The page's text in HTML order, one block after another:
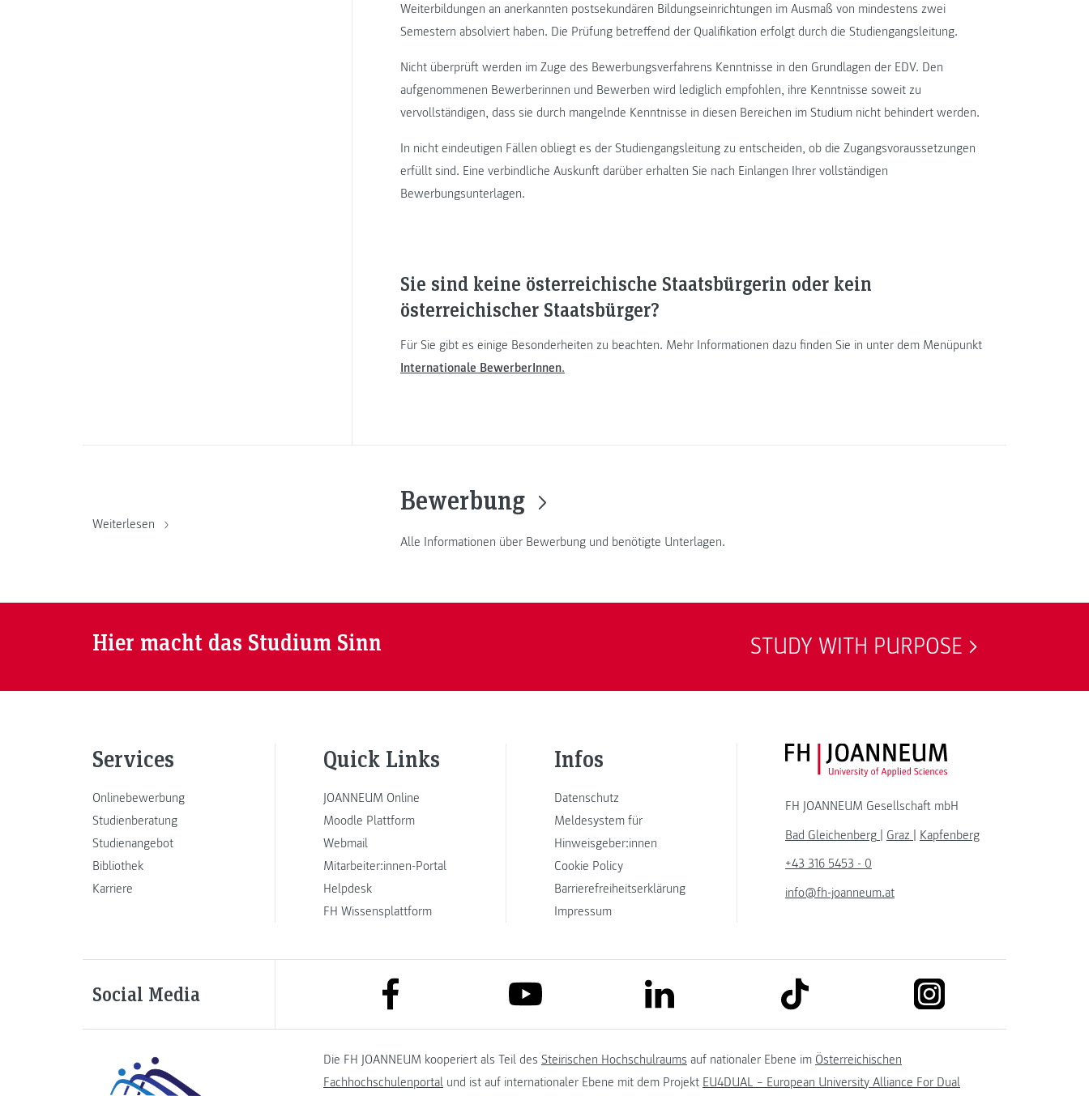
Weiterbildungen an anerkannten postsekundären Bildungseinrichtungen im Ausmaß von mindestens zwei
Semestern absolviert haben. Die Prüfung betreffend der Qualifikation erfolgt durch die Studiengangsleitung.
Nicht überprüft werden im Zuge des Bewerbungsverfahrens Kenntnisse in den Grundlagen der EDV. Den
aufgenommenen Bewerberinnen und Bewerben wird lediglich empfohlen, ihre Kenntnisse soweit zu
vervollständigen, dass sie durch mangelnde Kenntnisse in diesen Bereichen im Studium nicht behindert werden.
In nicht eindeutigen Fällen obliegt es der Studiengangsleitung zu entscheiden, ob die Zugangsvoraussetzungen
erfüllt sind. Eine verbindliche Auskunft darüber erhalten Sie nach Einlangen Ihrer vollständigen
Bewerbungsunterlagen.
Sie sind keine österreichische Staatsbürgerin oder kein
österreichischer Staatsbürger?
Für Sie gibt es einige Besonderheiten zu beachten. Mehr Informationen dazu finden Sie in unter dem Menüpunkt
Internationale BewerberInnen.
Weiterlesen
Bewerbung
Alle Informationen über Bewerbung und benötigte Unterlagen.
Hier macht das Studium Sinn STUDY WITH PURPOSE
Services
Onlinebewerbung
Studienberatung
Studienangebot
Bibliothek
Karriere
Quick Links
JOANNEUM Online
Moodle Plattform
Webmail
Mitarbeiter:innen-Portal
Helpdesk
FH Wissensplattform
Infos
Datenschutz
Meldesystem für
Hinweisgeber:innen
Cookie Policy
Barrierefreiheitserklärung
Impressum
FH JOANNEUM Logo
FH JOANNEUM Gesellschaft mbH
Bad Gleichenberg | Graz | Kapfenberg
+43 316 5453 - 0
info@fh-joanneum.at
Social Media link to facebook link to youtube link to linkedin link to tiktok
Die FH JOANNEUM kooperiert als Teil des Steirischen Hochschulraums auf nationaler Ebene im Österreichischen
Fachhochschulenportal und ist auf internationaler Ebene mit dem Projekt EU4DUAL – European University Alliance For Dual